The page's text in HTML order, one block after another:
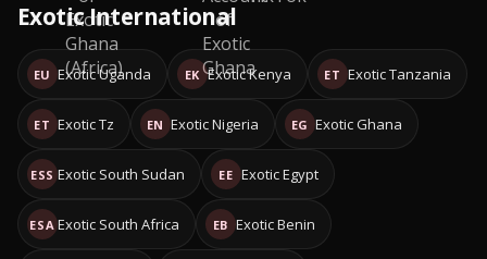
Exotic International
EU Exotic Uganda EK Exotic Kenya ET Exotic Tanzania
ET Exotic Tz EN Exotic Nigeria EG Exotic Ghana
ESS Exotic South Sudan EE Exotic Egypt
ESA Exotic South Africa EB Exotic Benin